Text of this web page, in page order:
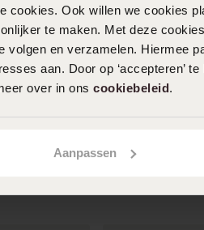
cookies. Ook willen we cookies
te maken. Met deze
volgen en verzamelen. Hiermee
aan. Door op ‘accepteren’
over in ons cookiebeleid.
Aanpassen